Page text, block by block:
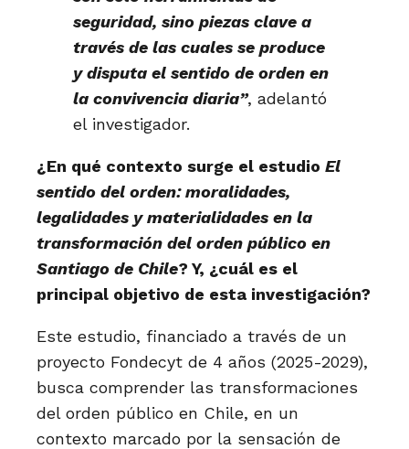
seguridad, sino piezas clave a
través de las cuales se produce
y disputa el sentido de orden en
la convivencia diaria”, adelantó
el investigador.
¿En qué contexto surge el estudio El
sentido del orden: moralidades,
legalidades y materialidades en la
transformación del orden público en
Santiago de Chile? Y, ¿cuál es el
principal objetivo de esta investigación?
Este estudio, financiado a través de un
proyecto Fondecyt de 4 años (2025-2029),
busca comprender las transformaciones
del orden público en Chile, en un
contexto marcado por la sensación de